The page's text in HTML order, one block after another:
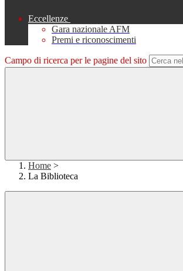
Eccellenze
Gara nazionale AFM
Premi e riconoscimenti
Campo di ricerca per le pagine del sito
Home >
La Biblioteca